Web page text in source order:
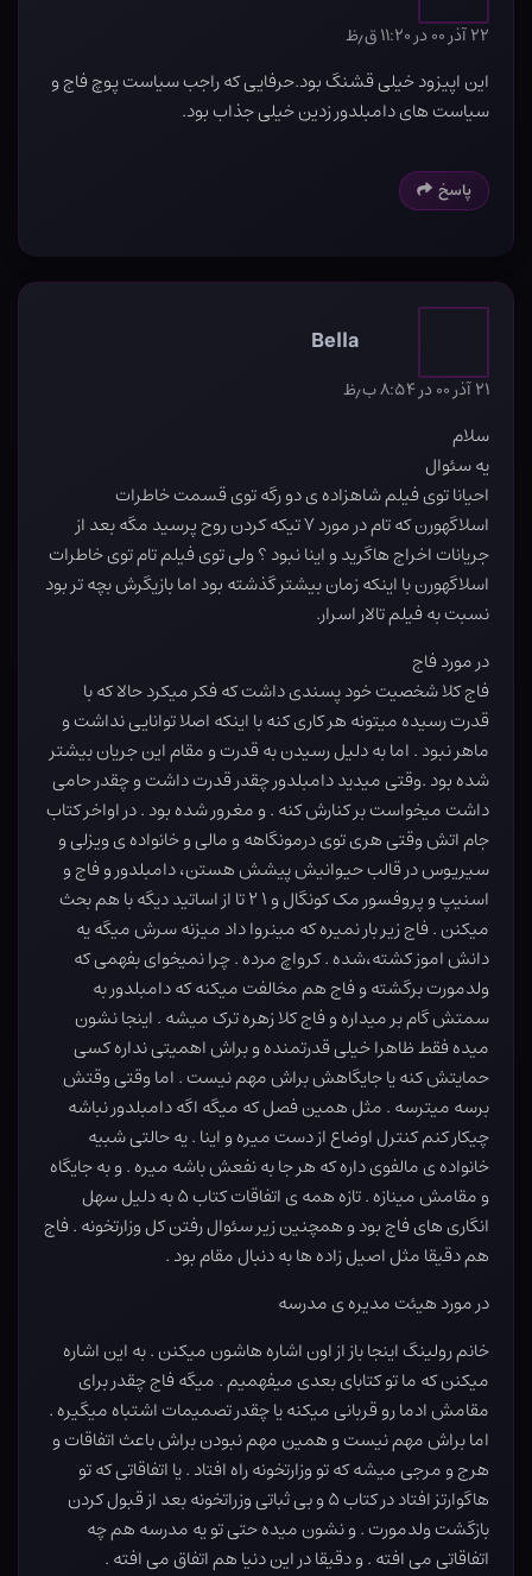
۲۲ آذر ۰۰ در ۱۱:۲۰ ق٫ظ
این اپیزود خیلی قشنگ بود.حرفایی که راجب سیاست پوچ فاج و
سیاست های دامبلدور زدین خیلی جذاب بود.
پاسخ
Bella
۲۱ آذر ۰۰ در ۸:۵۴ ب٫ظ
سلام
یه سئوال
احیانا توی فیلم شاهزاده ی دو رگه توی قسمت خاطرات
اسلاگهورن که تام در مورد ۷ تیکه کردن روح پرسید مگه بعد از
جریانات اخراج هاگرید و اینا نبود ؟ ولی توی فیلم تام توی خاطرات
اسلاگهورن با اینکه زمان بیشتر گذشته بود اما بازیگرش بچه تر بود
نسبت به فیلم تالار اسرار.
در مورد فاج
فاج کلا شخصیت خود پسندی داشت که فکر میکرد حالا که با
قدرت رسیده میتونه هر کاری کنه با اینکه اصلا توانایی نداشت و
ماهر نبود . اما به دلیل رسیدن به قدرت و مقام این جریان بیشتر
شده بود .وقتی میدید دامبلدور چقدر قدرت داشت و چقدر حامی
داشت میخواست بر کنارش کنه . و مغرور شده بود . در اواخر کتاب
جام اتش وقتی هری توی درمونگاهه و مالی و خانواده ی ویزلی و
سیریوس در قالب حیوانیش پیشش هستن، دامبلدور و فاج و
اسنیپ و پروفسور مک کونگال و ۱ ۲ تا از اساتید دیگه با هم بحث
میکنن . فاج زیر بار نمیره که مینروا داد میزنه سرش میگه یه
دانش اموز کشته،شده . کرواچ مرده . چرا نمیخوای بفهمی که
ولدمورت برگشته و فاج هم مخالفت میکنه که دامبلدور به
سمتش گام بر میداره و فاج کلا زهره ترک میشه . اینجا نشون
میده فقط ظاهرا خیلی قدرتمنده و براش اهمیتی نداره کسی
حمایتش کنه یا جایگاهش براش مهم نیست . اما وقتی وقتش
برسه میترسه . مثل همین فصل که میگه اگه دامبلدور نباشه
چیکار کنم کنترل اوضاع از دست میره و اینا . یه حالتی شبیه
خانواده ی مالفوی داره که هر جا به نفعش باشه میره . و به جایگاه
و مقامش مینازه . تازه همه ی اتفاقات کتاب ۵ به دلیل سهل
انگاری های فاج بود و همچنین زیر سئوال رفتن کل وزارتخونه . فاج
هم دقیقا مثل اصیل زاده ها به دنبال مقام بود .
در مورد هیئت مدیره ی مدرسه
خانم رولینگ اینجا باز از اون اشاره هاشون میکنن . به این اشاره
میکنن که ما تو کتابای بعدی میفهمیم . میگه فاج چقدر برای
مقامش ادما رو قربانی میکنه یا چقدر تصمیمات اشتباه میگیره .
اما براش مهم نیست و همین مهم نبودن براش باعث اتفاقات و
هرج و مرجی میشه که تو وزارتخونه راه افتاد . یا اتفاقاتی که تو
هاگوارتز افتاد در کتاب ۵ و بی ثباتی وزراتخونه بعد از قبول کردن
بازگشت ولدمورت . و نشون میده حتی تو یه مدرسه هم چه
اتفاقاتی می افته . و دقیقا در این دنیا هم اتفاق می افته ‌‌.